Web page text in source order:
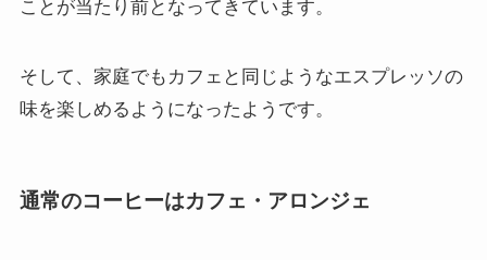
ことが当たり前となってきています。
そして、家庭でもカフェと同じようなエスプレッソの
味を楽しめるようになったようです。
通常のコーヒーはカフェ・アロンジェ